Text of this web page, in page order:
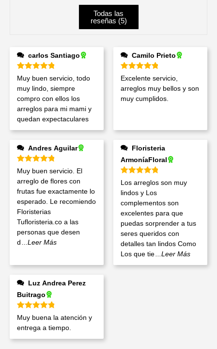
Todas las
reseñas (5)
carlos Santiago
Valorado en 5de 5
Muy buen servicio, todo
muy lindo, siempre
compro con ellos los
arreglos para mi mami y
quedan expectaculares
Camilo Prieto
Valorado en 5de 5
Excelente servicio,
arreglos muy bellos y son
muy cumplidos.
Andres Aguilar
Valorado en 5de 5
Muy buen servicio. El
arreglo de flores con
frutas fue exactamente lo
esperado. Le recomiendo
Floristerias
Tufloristeria.co a las
personas que desen
d
...Leer Más
ArmoníaFloral
Valorado en5de 5
Los arreglos son muy
lindos y Los
complementos son
excelentes para que
puedas sorprender a tus
seres queridos con
detalles tan lindos Como
Los que tie
...Leer Más
Buitrago
Valorado en 5de 5
Muy buena la atención y
entrega a tiempo.